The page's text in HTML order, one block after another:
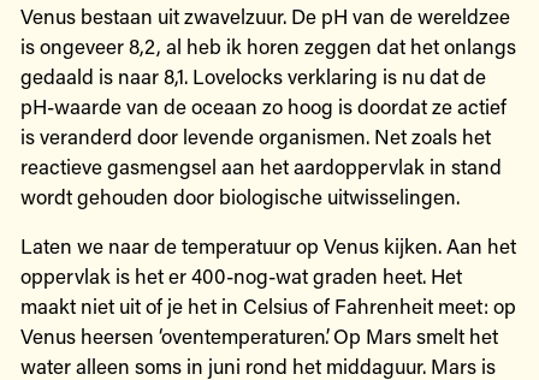
Venus bestaan uit zwavelzuur. De pH van de wereldzee
is ongeveer 8,2, al heb ik horen zeggen dat het onlangs
gedaald is naar 8,1. Lovelocks verklaring is nu dat de
pH-waarde van de oceaan zo hoog is doordat ze actief
is veranderd door levende organismen. Net zoals het
reactieve gasmengsel aan het aardoppervlak in stand
wordt gehouden door biologische uitwisselingen.
Laten we naar de temperatuur op Venus kijken. Aan het
oppervlak is het er 400-nog-wat graden heet. Het
maakt niet uit of je het in Celsius of Fahrenheit meet: op
Venus heersen ‘oventemperaturen’. Op Mars smelt het
water alleen soms in juni rond het middaguur. Mars is